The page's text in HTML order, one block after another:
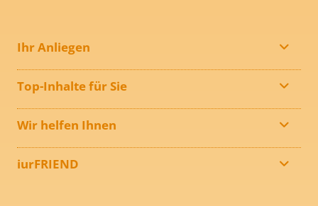
Ihr Anliegen
Top-Inhalte für Sie
Wir helfen Ihnen
iurFRIEND